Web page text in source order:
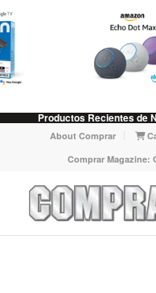
Productos Recientes de
About Comprar
Comprar Magazine: